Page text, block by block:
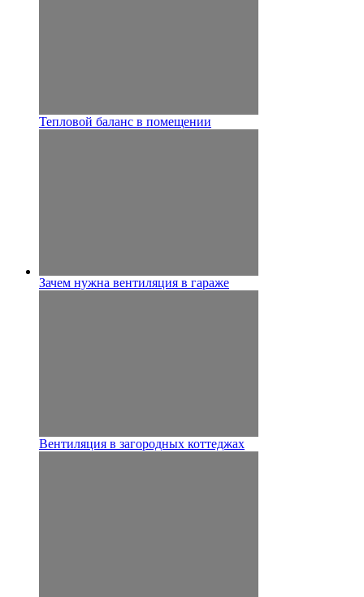
Тепловой баланс в помещении
Зачем нужна вентиляция в гараже
Вентиляция в загородных коттеджах